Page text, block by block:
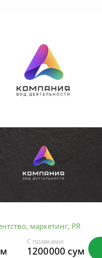
маркетинг, PR
С правками:
1200000 сум